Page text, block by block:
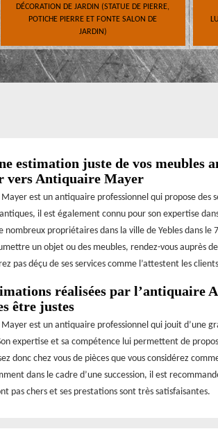
DÉCORATION DE JARDIN (STATUE DE PIERRE,
POTICHE PIERRE ET FONTE SALON DE
JARDIN)
estimation juste de vos meubles
vers Antiquaire Mayer
est un antiquaire professionnel qui propose des
il est également connu pour son expertise
nombreux propriétaires dans la ville de Yebles dans le
un objet ou des meubles, rendez-vous auprès
pas déçu de ses services comme l’attestent les
réalisées par l’antiquaire
être justes
est un antiquaire professionnel qui jouit d’une
expertise et sa compétence lui permettent de
donc chez vous de pièces que vous considérez
dans le cadre d’une succession, il est
pas chers et ses prestations sont très satisfaisantes.